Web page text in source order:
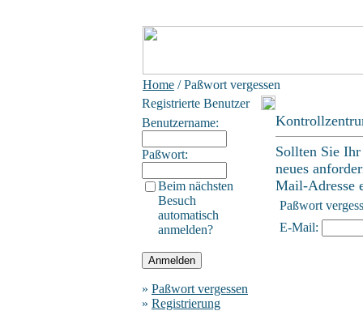
Home / Paßwort vergessen
Registrierte Benutzer
Benutzername:
Paßwort:
Beim nächsten
Besuch
automatisch
anmelden?
» Paßwort vergessen
» Registrierung
Sollten Sie
neues
Mail-Adresse
Paßwort
E-Mail: